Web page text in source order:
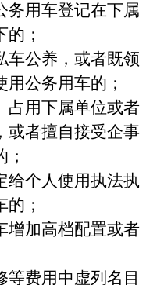
用车登记在下属
；
公养，或者既领
公务用车的；
用下属单位或者
或者擅自接受企事
个人使用执法执
；
加高档配置或者
费用中虚列名目